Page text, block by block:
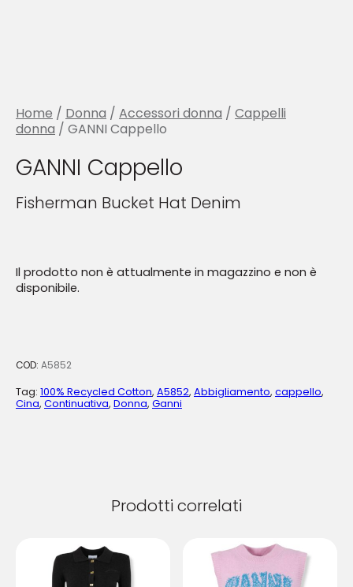
Home / Donna / Accessori donna / Cappelli
donna / GANNI Cappello
GANNI Cappello
Fisherman Bucket Hat Denim
Il prodotto non è attualmente in magazzino e non è
disponibile.
COD: A5852
Tag: 100% Recycled Cotton, A5852, Abbigliamento, cappello,
Cina, Continuativa, Donna, Ganni
Prodotti correlati